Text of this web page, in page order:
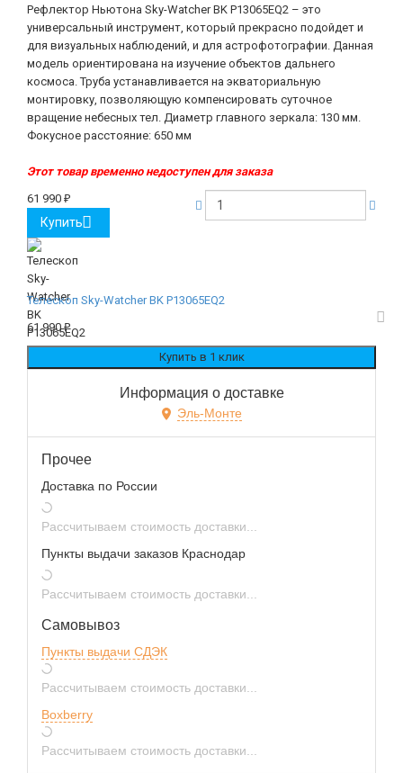
Рефлектор Ньютона Sky-Watcher BK P13065EQ2 – это
универсальный инструмент, который прекрасно подойдет и
для визуальных наблюдений, и для астрофотографии. Данная
модель ориентирована на изучение объектов дальнего
космоса. Труба устанавливается на экваториальную
монтировку, позволяющую компенсировать суточное
вращение небесных тел. Диаметр главного зеркала: 130 мм.
Фокусное расстояние: 650 мм
Этот товар временно недоступен для заказа
61 990 ₽
Купить
Телескоп Sky-Watcher BK P13065EQ2
61 990₽
Информация о доставке
Эль-Монте
Прочее
Доставка по России
Рассчитываем стоимость доставки...
Пункты выдачи заказов Краснодар
Рассчитываем стоимость доставки...
Самовывоз
Пункты выдачи СДЭК
Рассчитываем стоимость доставки...
Boxberry
Рассчитываем стоимость доставки...